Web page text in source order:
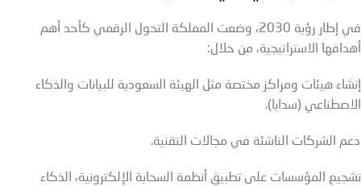
في إطار رؤية 2030، وضعت المملكة التحول الرقمي كأحد أهم
أهدافها الاستراتيجية، من خلال:
إنشاء هيئات ومراكز مختصة مثل الهيئة السعودية للبيانات والذكاء
الاصطناعي (سدايا).
دعم الشركات الناشئة في مجالات التقنية.
تشجيع المؤسسات على تطبيق أنظمة السحابة الإلكترونية، الذكاء